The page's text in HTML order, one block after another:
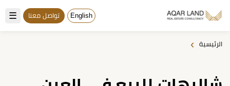
☰ English تواصل معنا
الرئيسية ›